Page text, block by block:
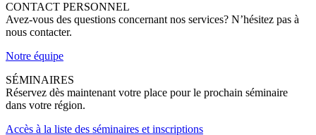
CONTACT PERSONNEL
Avez-vous des questions concernant nos services? N’hésitez pas à
nous contacter.
Notre équipe
SÉMINAIRES
Réservez dès maintenant votre place pour le prochain séminaire
dans votre région.
Accès à la liste des séminaires et inscriptions